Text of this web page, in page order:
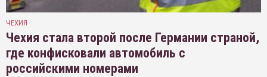
ЧЕХИЯ
Чехия стала второй после Германии страной,
где конфисковали автомобиль с
российскими номерами